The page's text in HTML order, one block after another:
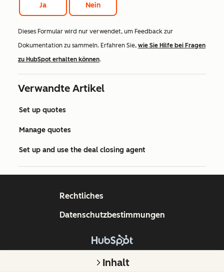
Ja Nein
Dieses Formular wird nur verwendet, um Feedback zur
Dokumentation zu sammeln. Erfahren Sie, wie Sie Hilfe bei Fragen
zu HubSpot erhalten können.
Verwandte Artikel
Set up quotes
Manage quotes
Set up and use the deal closing agent
Inhalt
Copyright © 2026 HubSpot, Inc.
Rechtliches
Datenschutzbestimmungen